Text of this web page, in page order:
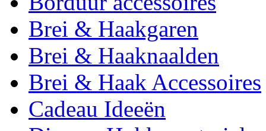
Brei & Haakgaren
Brei & Haaknaalden
Brei & Haak Accessoires
Cadeau Ideeën